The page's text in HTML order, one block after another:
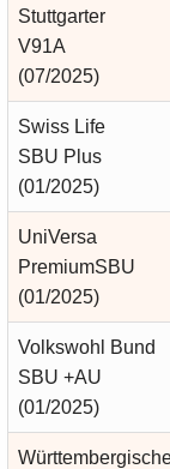
Stuttgarter
V91A
(07/2025)
Swiss Life
SBU Plus
(01/2025)
UniVersa
PremiumSBU
(01/2025)
Volkswohl Bund
SBU +AU
(01/2025)